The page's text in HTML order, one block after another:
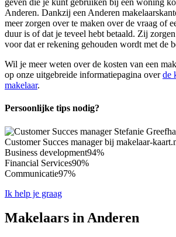
geven die je kunt gebruiken bij een woning
Anderen. Dankzij een Anderen
meer zorgen over te maken over de vraag of
duur is of dat je teveel hebt betaald. Zij
voor dat er rekening gehouden wordt met de
Wil je meer weten over de kosten van een
op onze uitgebreide informatiepagina overde
makelaar.
Persoonlijke tips nodig?
Customer Succes manager bij makelaar-
Business development94%
Financial Services90%
Communicatie97%
Ik help je graag
Makelaars in Anderen